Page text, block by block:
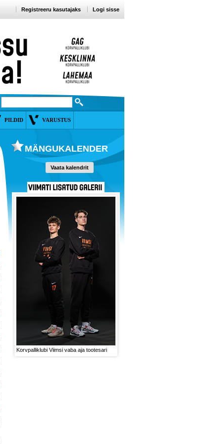
Registreeru kasutajaks Logi sisse
PILDID VARUSTUS
MÄNGUKALENDER
Vaata kalendrit
Korvpalliklubi Viimsi vaba aja tootesari